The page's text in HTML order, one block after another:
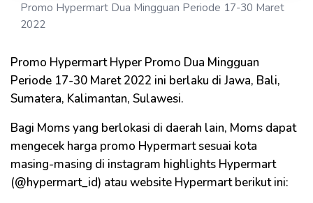
Promo Hypermart Dua Mingguan Periode 17-30 Maret
2022
Promo Hypermart Hyper Promo Dua Mingguan
Periode 17-30 Maret 2022 ini berlaku di Jawa, Bali,
Sumatera, Kalimantan, Sulawesi.
Bagi Moms yang berlokasi di daerah lain, Moms dapat
mengecek harga promo Hypermart sesuai kota
masing-masing di instagram highlights Hypermart
(@hypermart_id) atau website Hypermart berikut ini: